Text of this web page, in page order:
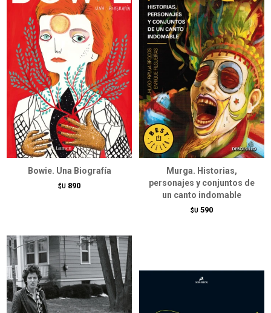
Bowie. Una Biografía
$U 890
Murga. Historias,
personajes y conjuntos de
un canto indomable
$U 590